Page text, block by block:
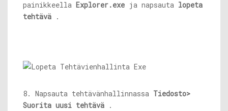
painikkeella Explorer.exe ja napsauta lopeta
tehtävä .
8. Napsauta tehtävänhallinnassa Tiedosto>
Suorita uusi tehtävä .